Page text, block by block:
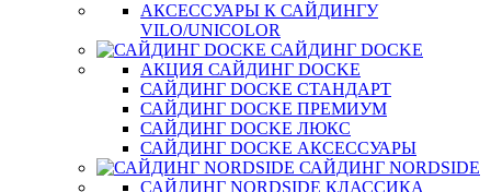
АКСЕССУАРЫ К САЙДИНГУ
VILO/UNICOLOR
САЙДИНГ DOCKE
АКЦИЯ САЙДИНГ DOCKE
САЙДИНГ DOCKE СТАНДАРТ
САЙДИНГ DOCKE ПРЕМИУМ
САЙДИНГ DOCKE ЛЮКС
САЙДИНГ DOCKE АКСЕССУАРЫ
САЙДИНГ NORDSIDE
САЙДИНГ NORDSIDE КЛАССИКА